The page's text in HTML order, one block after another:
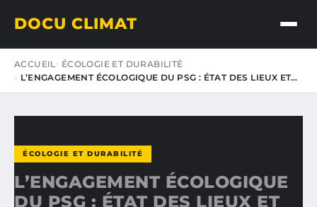
DOCU CLIMAT
ACCUEIL
ÉCOLOGIE ET DURABILITÉ
L’ENGAGEMENT ÉCOLOGIQUE DU PSG : ÉTAT DES LIEUX ET…
ÉCOLOGIE ET DURABILITÉ
L’ENGAGEMENT ÉCOLOGIQUE
DU PSG : ÉTAT DES LIEUX ET